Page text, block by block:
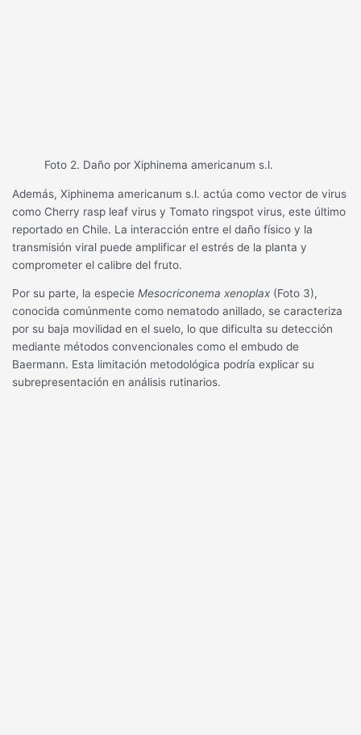
Foto 2. Daño por Xiphinema americanum s.l.
Además, Xiphinema americanum s.l. actúa como vector de virus
como Cherry rasp leaf virus y Tomato ringspot virus, este último
reportado en Chile. La interacción entre el daño físico y la
transmisión viral puede amplificar el estrés de la planta y
comprometer el calibre del fruto.
Por su parte, la especieMesocriconema xenoplax (Foto 3),
conocida comúnmente como nematodo anillado, se caracteriza
por su baja movilidad en el suelo, lo que dificulta su detección
mediante métodos convencionales como el embudo de
Baermann. Esta limitación metodológica podría explicar su
subrepresentación en análisis rutinarios.